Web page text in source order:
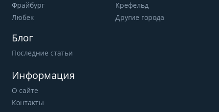
Фрайбург
Крефельд
Любек
Другие города
Блог
Последние статьи
Информация
О сайте
Контакты